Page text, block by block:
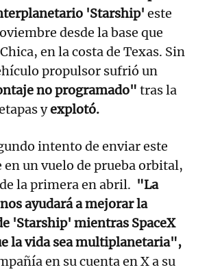
'Starship' este
desde la base que
en la costa de Texas. Sin
propulsor sufrió un
no programado" tras la
yexplotó.
intento de enviar este
un vuelo de prueba orbital,
la primera en abril. "La
ayudará a mejorar la
'Starship' mientras SpaceX
la vida sea multiplanetaria",
en su cuenta en X a su